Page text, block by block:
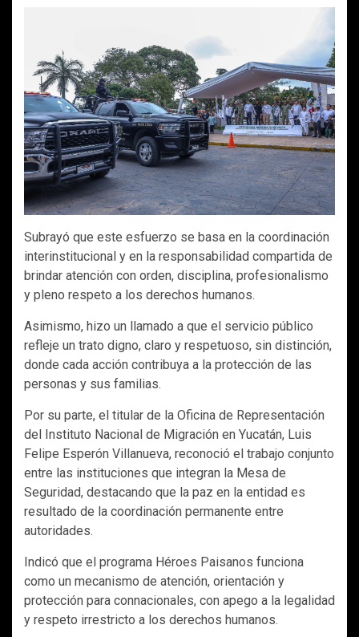
Subrayó que este esfuerzo se basa en la coordinación
interinstitucional y en la responsabilidad compartida de
brindar atención con orden, disciplina, profesionalismo
y pleno respeto a los derechos humanos.
Asimismo, hizo un llamado a que el servicio público
refleje un trato digno, claro y respetuoso, sin distinción,
donde cada acción contribuya a la protección de las
personas y sus familias.
Por su parte, el titular de la Oficina de Representación
del Instituto Nacional de Migración en Yucatán, Luis
Felipe Esperón Villanueva, reconoció el trabajo conjunto
entre las instituciones que integran la Mesa de
Seguridad, destacando que la paz en la entidad es
resultado de la coordinación permanente entre
autoridades.
Indicó que el programa Héroes Paisanos funciona
como un mecanismo de atención, orientación y
protección para connacionales, con apego a la legalidad
y respeto irrestricto a los derechos humanos.